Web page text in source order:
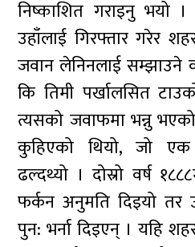
निष्काशित गराइनु भयो
उहाँलाई गिरफ्तार गरेर
जवान लेनिनलाई सम्झाउने
कि तिमी पर्खालसित
त्यसको जवाफमा भन्नु
कुहिएको थियो, जो एक
ढल्दथ्यो । दोस्रो वर्ष
फर्कन अनुमति दिइयो तर
पुन: भर्ना दिइएन् । यहि